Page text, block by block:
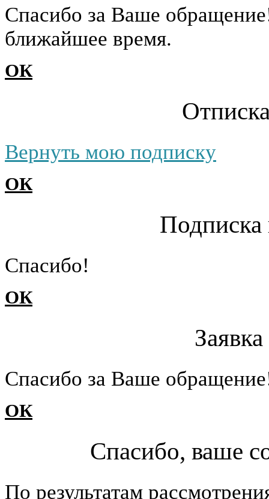
Cпасибо за Ваше
ближайшее время.
ОК
Вернуть мою подписку
ОК
Подписка
Cпасибо!
ОК
Cпасибо за Ваше
ОК
Спасибо, ваше
По результатам